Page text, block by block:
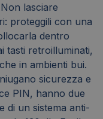
lasciare
proteggili con una
dentro
tasti retroilluminati,
in ambienti bui.
sicurezza e
PIN, hanno due
di un sistema anti-